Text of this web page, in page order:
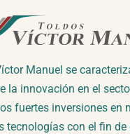
Manuel se
la innovación en el
fuertes inversiones en
tecnologías con el fin de